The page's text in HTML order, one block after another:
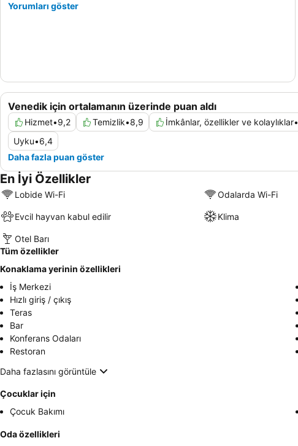
Venedik için ortalamanın üzerinde puan aldı
Hizmet•9,2 Temizlik•8,9 İmkânlar, özellikler ve kolaylıklar•
Uyku•6,4
Daha fazla puan göster
Yorumları göster
En İyi Özellikler
Lobide Wi-Fi Odalarda Wi-Fi
Evcil hayvan kabul edilir Klima
Otel Barı
Tüm özellikler
Konaklama yerinin özellikleri
İş Merkezi
Hızlı giriş / çıkış
Teras
Bar
Konferans Odaları
Restoran
Daha fazlasını görüntüle
Çocuklar için
Çocuk Bakımı
Oda özellikleri